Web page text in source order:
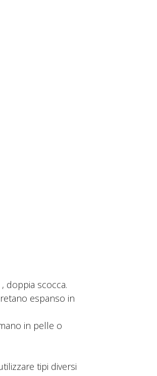
doppia scocca.
espanso in
in pelle o
tipi diversi